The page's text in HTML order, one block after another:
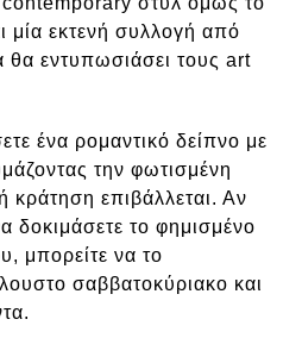
μία εκτενή συλλογή από
θα εντυπωσιάσει τους art
ένα ρομαντικό δείπνο με
την φωτισμένη
κράτηση επιβάλλεται. Αν
δοκιμάσετε το φημισμένο
μπορείτε να το
σαββατοκύριακο και